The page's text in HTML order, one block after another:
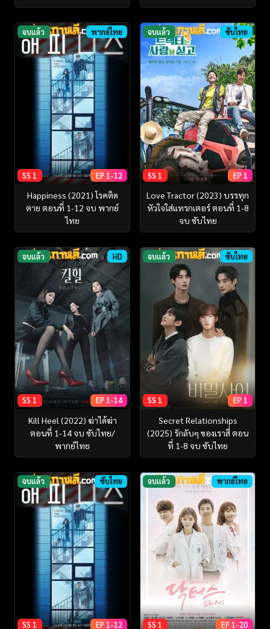
จบแล้ว พากย์ไทย
SS 1 EP 1-12
Happiness (2021) โรคติด
ตาย ตอนที่ 1-12 จบ พากย์
ไทย
จบแล้ว ซับไทย
SS 1 EP 1
Love Tractor (2023) บรรทุก
หัวใจใส่แทรกเตอร์ ตอนที่ 1-8
จบ ซับไทย
จบแล้ว HD
SS 1 EP 1-14
Kill Heel (2022) ฆ่าได้ฆ่า
ตอนที่ 1-14 จบ ซับไทย/
พากย์ไทย
จบแล้ว ซับไทย
SS 1 EP 1
Secret Relationships
(2025) รักลับๆ ของเราสี่ ตอน
ที่ 1-8 จบ ซับไทย
จบแล้ว ซับไทย
SS 1 EP 1-12
จบแล้ว พากย์ไทย
SS 1 EP 1-20